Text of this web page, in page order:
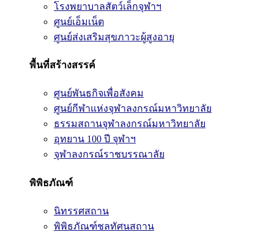
โรงพยาบาลสัตว์เล็กจุฬาฯ
ศูนย์เอ็มเน็ต
ศูนย์ส่งเสริมสุขภาวะผู้สูงอายุ
พื้นที่สร้างสรรค์
ศูนย์พันธกิจเพื่อสังคม
ศูนย์กีฬาแห่งจุฬาลงกรณ์มหาวิทยาลัย
ธรรมสถานจุฬาลงกรณ์มหาวิทยาลัย
อุทยาน 100 ปี จุฬาฯ
จุฬาลงกรณ์ราชบรรณาลัย
พิพิธภัณฑ์
นิทรรศสถาน
พิพิธภัณฑ์ชลทัศนสถาน